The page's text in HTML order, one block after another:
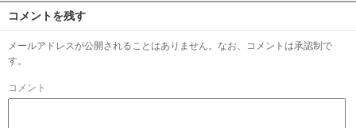
コメントを残す
メールアドレスが公開されることはありません。なお、コメントは承認制で
す。
コメント